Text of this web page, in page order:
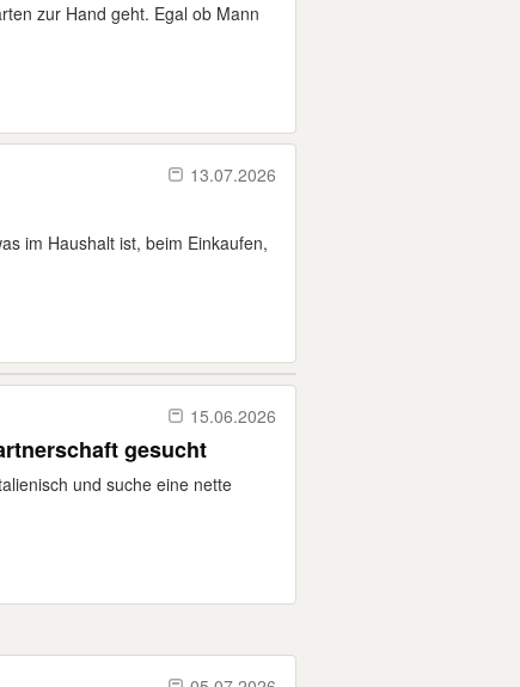
zur Hand geht. Egal ob Mann
13.07.2026
im Haushalt ist, beim Einkaufen,
15.06.2026
gesucht
und suche eine nette